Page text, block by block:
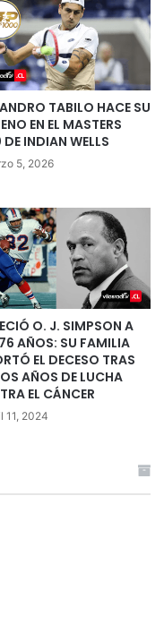
TABILO HACE SU
EN EL MASTERS
INDIAN WELLS
5, 2026
O. J. SIMPSON A
AÑOS: SU FAMILIA
EL DECESO TRAS
AÑOS DE LUCHA
EL CÁNCER
11, 2024